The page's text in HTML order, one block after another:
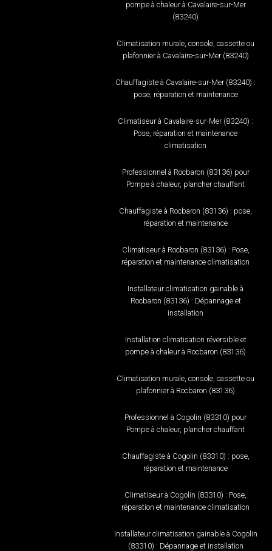
pompe à chaleur à Cavalaire-sur-Mer
(83240)
Climatisation murale, console, cassette ou
plafonnier à Cavalaire-sur-Mer (83240)
Chauffagiste à Cavalaire-sur-Mer (83240) :
pose, réparation et maintenance
Climatiseur à Cavalaire-sur-Mer (83240) :
Pose, réparation et maintenance
climatisation
Professionnel à Rocbaron (83136) pour
Pompe à chaleur, plancher chauffant
Chauffagiste à Rocbaron (83136) : pose,
réparation et maintenance
Climatiseur à Rocbaron (83136) : Pose,
réparation et maintenance climatisation
Installateur climatisation gainable à
Rocbaron (83136) : Dépannage et
installation
Installation climatisation réversible et
pompe à chaleur à Rocbaron (83136)
Climatisation murale, console, cassette ou
plafonnier à Rocbaron (83136)
Professionnel à Cogolin (83310) pour
Pompe à chaleur, plancher chauffant
Chauffagiste à Cogolin (83310) : pose,
réparation et maintenance
Climatiseur à Cogolin (83310) : Pose,
réparation et maintenance climatisation
Installateur climatisation gainable à Cogolin
(83310) : Dépannage et installation